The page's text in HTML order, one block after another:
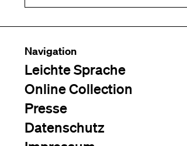
Navigation
Leichte Sprache
Online Collection
Presse
Datenschutz